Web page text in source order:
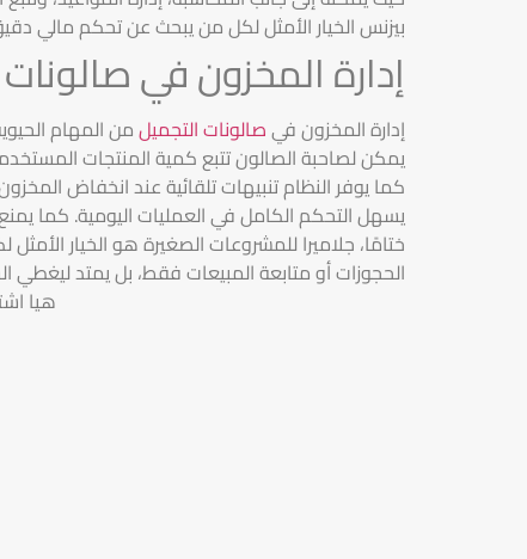
بيزنس الخيار الأمثل لكل من يبحث عن تحكم مالي
إدارة المخزون في
إدارة المخزون فيصالونات التجميلمن المهام
يمكن لصاحبة الصالون تتبع كمية المنتجات
كما يوفر النظام تنبيهات تلقائية عند انخفاض
يسهل التحكم الكامل في العمليات اليومية. كما
ختامًا، جلاميرا للمشروعات الصغيرة هو الخيار
الحجوزات أو متابعة المبيعات فقط، بل يمتد ليغطي
هيا